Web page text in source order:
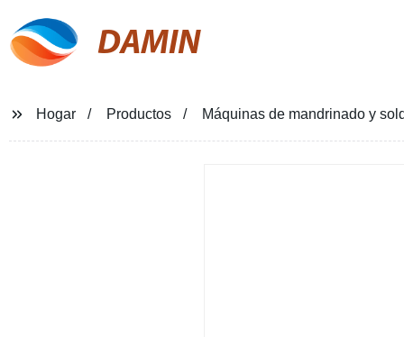
DAMIN
Hogar Productos Máquinas de mandrinado y